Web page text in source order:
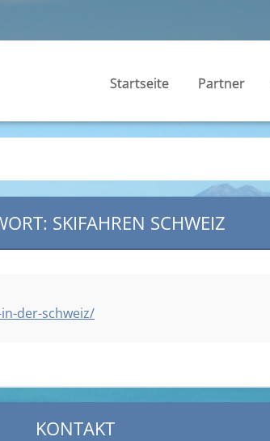
Startseite Partner
SKIFAHREN SCHWEIZ
der-schweiz/
KONTAKT